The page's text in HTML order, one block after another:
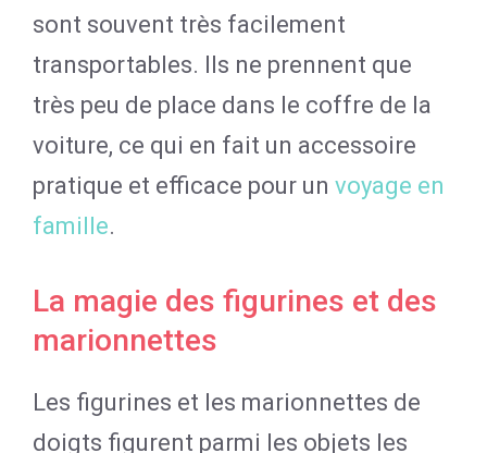
sont souvent très facilement
transportables. Ils ne prennent que
très peu de place dans le coffre de la
voiture, ce qui en fait un accessoire
pratique et efficace pour un voyage en
famille.
La magie des figurines et des
marionnettes
Les figurines et les marionnettes de
doigts figurent parmi les objets les